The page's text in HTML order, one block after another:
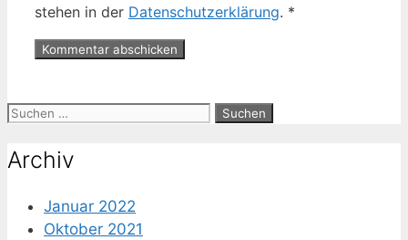
stehen in der Datenschutzerklärung. *
Suche
Archiv
Januar 2022
Oktober 2021